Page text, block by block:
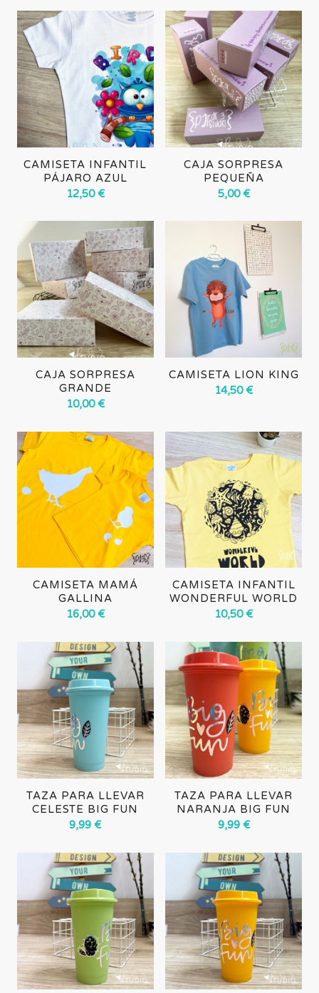
CAMISETA INFANTIL
PÁJARO AZUL
12,50€
CAJA SORPRESA
PEQUEÑA
5,00€
CAJA SORPRESA
GRANDE
10,00€
CAMISETA LION KING
14,50€
CAMISETA MAMÁ
GALLINA
16,00€
CAMISETA INFANTIL
WONDERFUL WORLD
10,50€
TAZA PARA LLEVAR
CELESTE BIG FUN
9,99€
TAZA PARA LLEVAR
NARANJA BIG FUN
9,99 €